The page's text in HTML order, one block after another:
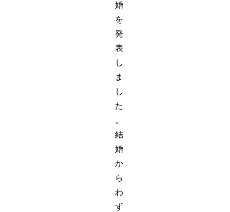
婚
を
発
表
し
ま
し
た
。
結
婚
か
ら
わ
ず